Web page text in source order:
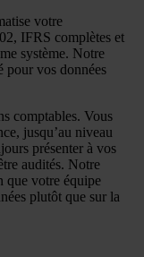
votre
IFRS complètes et
système. Notre
pour vos données
comptables. Vous
jusqu’au niveau
présenter à vos
audités. Notre
que votre équipe
plutôt que sur la